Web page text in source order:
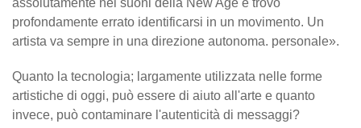
assolutamente nei suoni della New Age e trovo
profondamente errato identificarsi in un movimento. Un
artista va sempre in una direzione autonoma. personale».
Quanto la tecnologia; largamente utilizzata nelle forme
artistiche di oggi, può essere di aiuto all'arte e quanto
invece, può contaminare l'autenticità di messaggi?